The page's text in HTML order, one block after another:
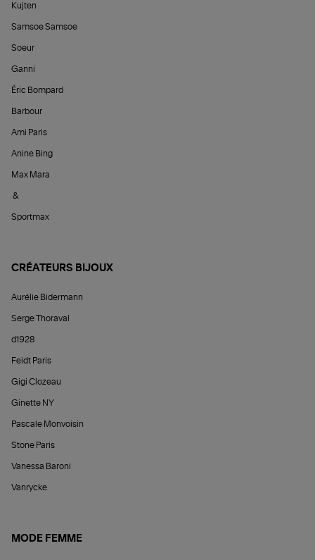
Kujten
Samsoe Samsoe
Soeur
Ganni
Éric Bompard
Barbour
Ami Paris
Anine Bing
Max Mara
&
Sportmax
CRÉATEURS BIJOUX
Aurélie Bidermann
Serge Thoraval
d1928
Feidt Paris
Gigi Clozeau
Ginette NY
Pascale Monvoisin
Stone Paris
Vanessa Baroni
Vanrycke
MODE FEMME